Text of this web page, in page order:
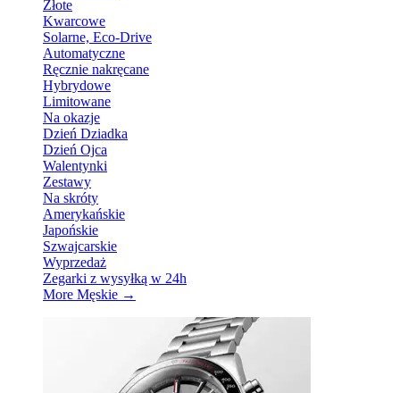
Złote
Kwarcowe
Solarne, Eco-Drive
Automatyczne
Ręcznie nakręcane
Hybrydowe
Limitowane
Na okazje
Dzień Dziadka
Dzień Ojca
Walentynki
Zestawy
Na skróty
Amerykańskie
Japońskie
Szwajcarskie
Wyprzedaż
Zegarki z wysyłką w 24h
More Męskie →